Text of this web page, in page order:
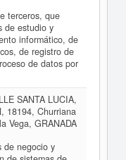
terceros, que
de estudio y
informático, de
de registro de
de datos por
SANTA LUCIA,
18194, Churriana
Vega, GRANADA
de negocio y